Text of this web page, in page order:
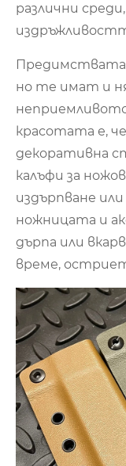
различни
Предимствата
но те имат и
красотата е,
декоративна
калъфи за
издърпване
ножницата и
дърпа или
време,